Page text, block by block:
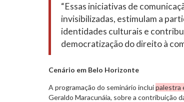
“Essas iniciativas de
invisibilizadas, estimulam a
identidades culturais e
democratização do direito à
Cenário em Belo Horizonte
A programação do seminário incluipalestra
Geraldo Maracunáia, sobre a contribuição